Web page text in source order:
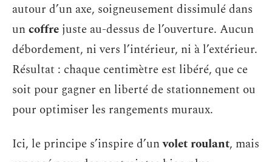
autour d’un axe, soigneusement dissimulé dans
uncoffre juste au-dessus de l’ouverture. Aucun
débordement, ni vers l’intérieur, ni à l’extérieur.
Résultat : chaque centimètre est libéré, que ce
soit pour gagner en liberté de stationnement ou
pour optimiser les rangements muraux.
Ici, le principe s’inspire d’unvolet roulant, mais